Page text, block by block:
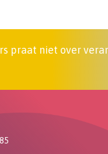
praat niet over